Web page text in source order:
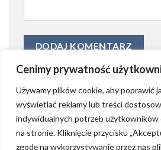
Cenimy prywatność
Używamy plików cookie, aby poprawić
wyświetlać reklamy lub treści
indywidualnych potrzeb użytkowników
na stronie. Kliknięcie przycisku
zgodę na wykorzystywanie przez nas
TWORZENIE STRON
ZROBIMY